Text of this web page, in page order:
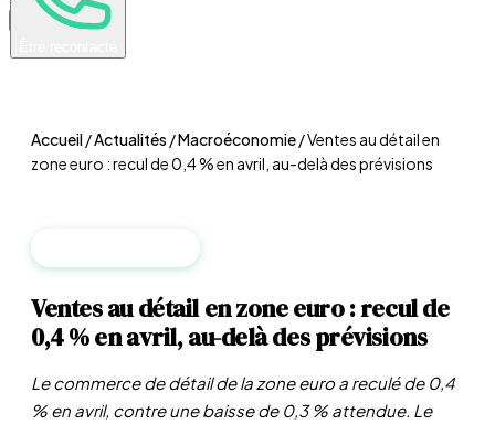
Accueil/Actualités /Macroéconomie/Ventes au détail en
zone euro : recul de 0,4 % en avril, au-delà des prévisions
Ventes au détail en zone euro : recul de
0,4 % en avril, au-delà des prévisions
Le commerce de détail de la zone euro a reculé de 0,4
% en avril, contre une baisse de 0,3 % attendue. Le